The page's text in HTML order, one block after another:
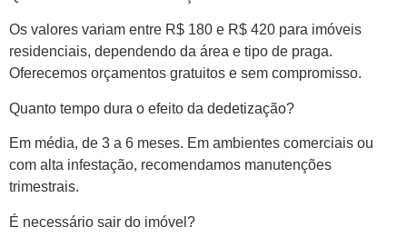
Os valores variam entre R$ 180 e R$ 420 para imóveis
residenciais, dependendo da área e tipo de praga.
Oferecemos orçamentos gratuitos e sem compromisso.
Quanto tempo dura o efeito da dedetização?
Em média, de 3 a 6 meses. Em ambientes comerciais ou
com alta infestação, recomendamos manutenções
trimestrais.
É necessário sair do imóvel?